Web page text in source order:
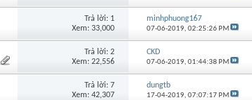
Trả lời: 1
Xem: 33,000
minhphuong167
07-06-2019,02:25:26 PM
Trả lời: 2
Xem: 22,556
CKD
07-06-2019,01:44:38 PM
Trả lời: 7
Xem: 42,307
dungtb
17-04-2019,07:07:17 PM